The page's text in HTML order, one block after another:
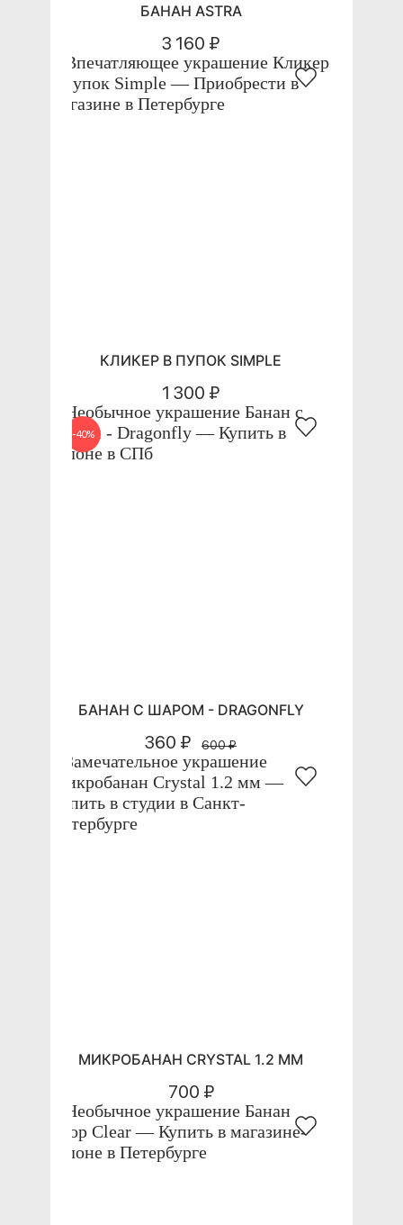
БАНАН ASTRA
3 160 ₽
КЛИКЕР В ПУПОК SIMPLE
1 300 ₽
-40%
БАНАН С ШАРОМ - DRAGONFLY
360 ₽ 600 ₽
МИКРОБАНАН CRYSTAL 1.2 ММ
700 ₽